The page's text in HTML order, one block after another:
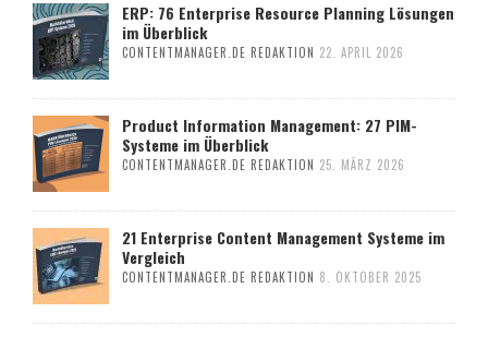
ERP: 76 Enterprise Resource Planning Lösungen
im Überblick
CONTENTMANAGER.DE REDAKTION 22. APRIL 2026
Product Information Management: 27 PIM-
Systeme im Überblick
CONTENTMANAGER.DE REDAKTION 25. MÄRZ 2026
21 Enterprise Content Management Systeme im
Vergleich
CONTENTMANAGER.DE REDAKTION 8. OKTOBER 2025